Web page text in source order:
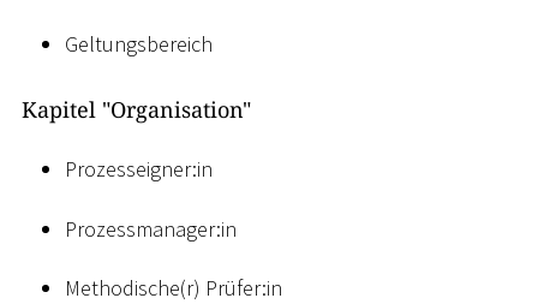
Geltungsbereich
Kapitel "Organisation"
Prozesseigner:in
Prozessmanager:in
Methodische(r) Prüfer:in